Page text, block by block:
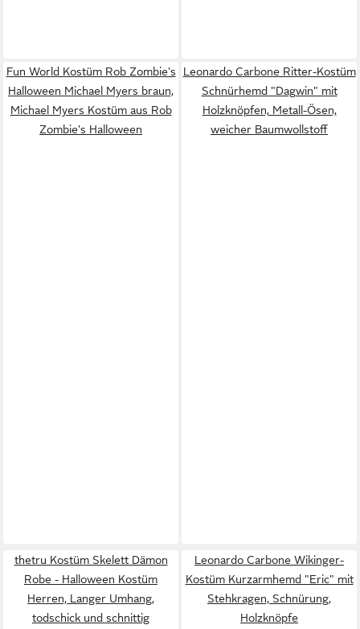
Fun World Kostüm Rob Zombie's
Halloween Michael Myers braun,
Michael Myers Kostüm aus Rob
Zombie's Halloween
Leonardo Carbone Ritter-Kostüm
Schnürhemd "Dagwin" mit
Holzknöpfen, Metall-Ösen,
weicher Baumwollstoff
thetru Kostüm Skelett Dämon
Robe - Halloween Kostüm
Herren, Langer Umhang,
todschick und schnittig
Leonardo Carbone Wikinger-
Kostüm Kurzarmhemd "Eric" mit
Stehkragen, Schnürung,
Holzknöpfe